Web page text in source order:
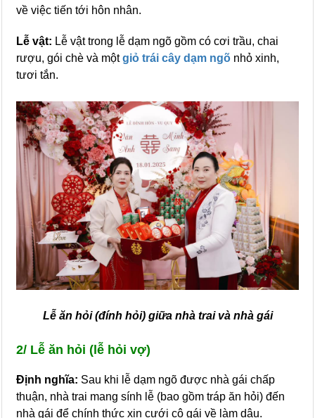
về việc tiến tới hôn nhân.
Lễ vật: Lễ vật trong lễ dạm ngõ gồm có cơi trầu, chai
rượu, gói chè và mộtgiỏ trái cây dạm ngõ nhỏ xinh,
tươi tắn.
Lễ ăn hỏi (đính hỏi) giữa nhà trai và nhà gái
2/ Lễ ăn hỏi (lễ hỏi vợ)
Định nghĩa: Sau khi lễ dạm ngõ được nhà gái chấp
thuận, nhà trai mang sính lễ (bao gồm tráp ăn hỏi) đến
nhà gái để chính thức xin cưới cô gái về làm dâu.